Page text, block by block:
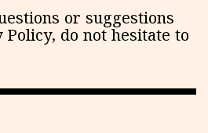
or suggestions
do not hesitate to